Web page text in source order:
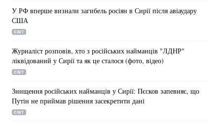
Контакти
У РФ вперше визнали загибель росіян в Сирії після авіаудару
США
СВІТ
Журналіст розповів, хто з російських найманців "ЛДНР"
ліквідований у Сирії та як це сталося (фото, відео)
СВІТ
Знищення російських найманців у Сирії: Пєсков запевняє, що
Путін не приймав рішення засекретити дані
СВІТ